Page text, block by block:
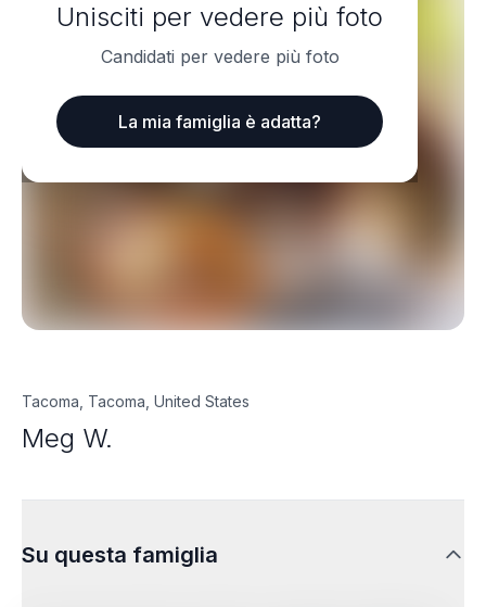
Unisciti per vedere più foto
Candidati per vedere più foto
La mia famiglia è adatta?
Tacoma, Tacoma, United States
Meg W.
Su questa famiglia